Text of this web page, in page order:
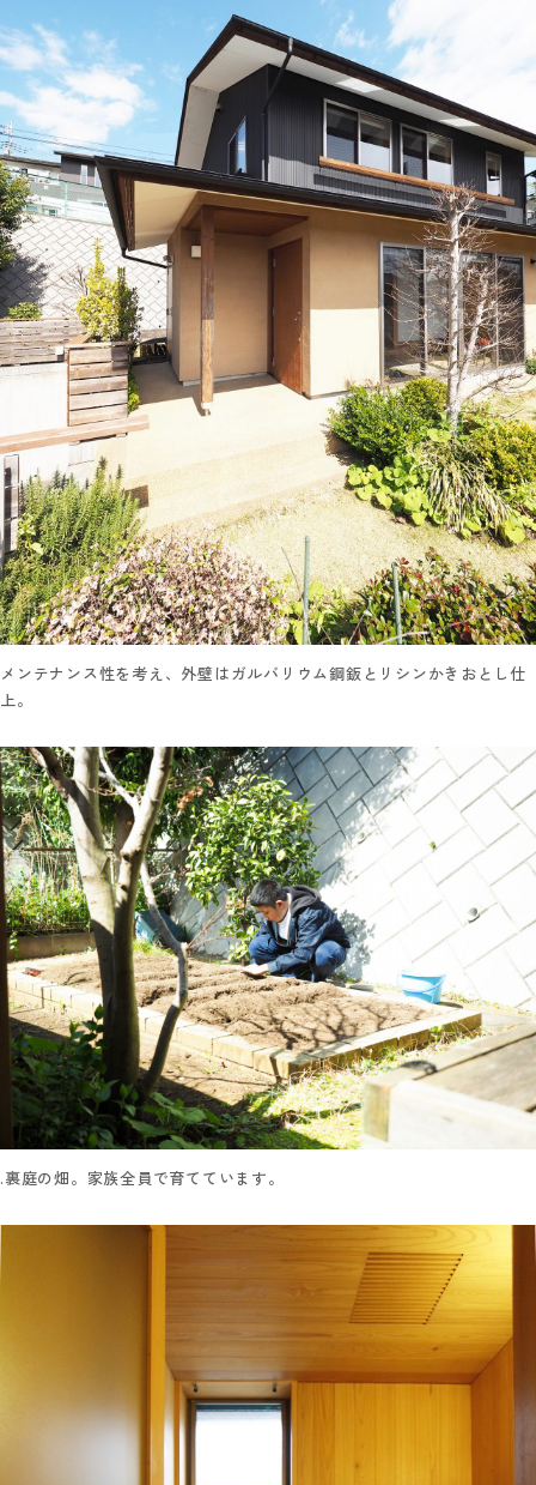
メンテナンス性を考え、外壁はガルバリウム鋼鈑とリシンかきおとし仕
上。
.裏庭の畑。家族全員で育てています。